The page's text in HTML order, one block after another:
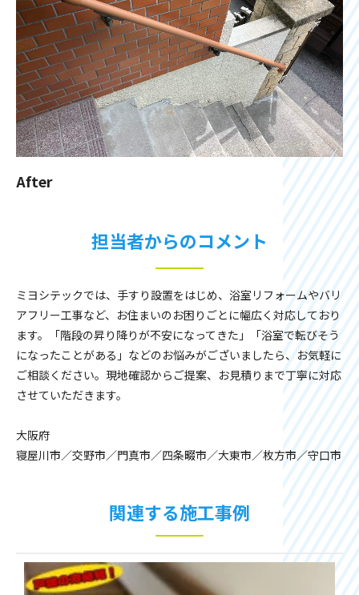
After
担当者からのコメント
ミヨシテックでは、手すり設置をはじめ、浴室リフォームやバリ
アフリー工事など、お住まいのお困りごとに幅広く対応しており
ます。「階段の昇り降りが不安になってきた」「浴室で転びそう
になったことがある」などのお悩みがございましたら、お気軽に
ご相談ください。現地確認からご提案、お見積りまで丁寧に対応
させていただきます。
大阪府
寝屋川市／交野市／門真市／四条畷市／大東市／枚方市／守口市
関連する施工事例